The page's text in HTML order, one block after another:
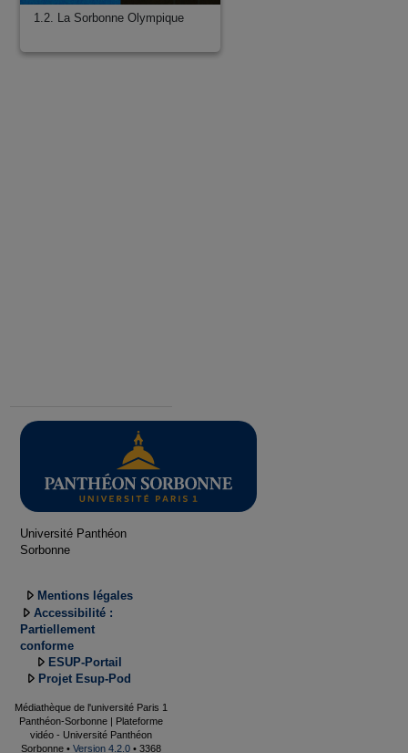
1.2. La Sorbonne Olympique
Université Panthéon
Sorbonne
Mentions légales
Accessibilité :
Partiellement
conforme
ESUP-Portail
Projet Esup-Pod
Médiathèque de l'université Paris 1
Panthéon-Sorbonne | Plateforme
vidéo - Université Panthéon
Sorbonne • Version 4.2.0 • 3368